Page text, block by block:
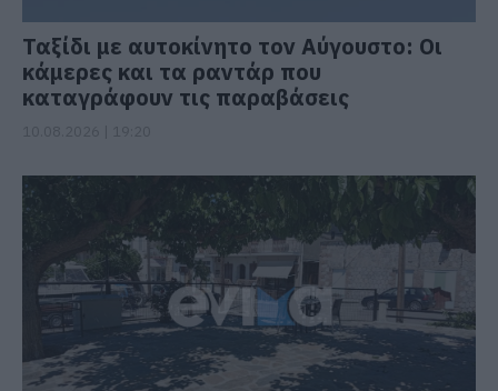
Ταξίδι με αυτοκίνητο τον Αύγουστο: Οι
κάμερες και τα ραντάρ που
καταγράφουν τις παραβάσεις